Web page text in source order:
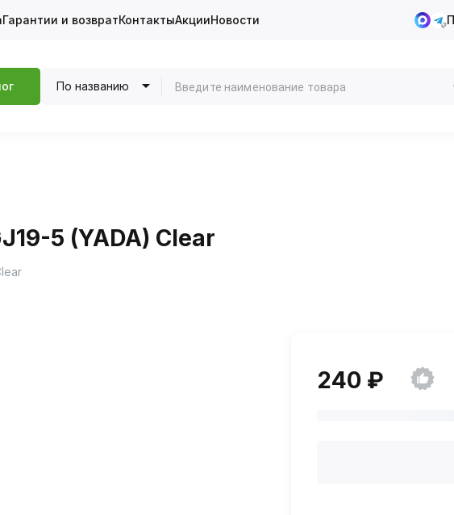
Гарантии и возвратКонтактыАкцииНовости
По названию
5 (YADA) Clear
240 ₽